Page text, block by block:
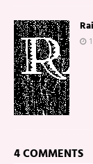
4 COMMENTS